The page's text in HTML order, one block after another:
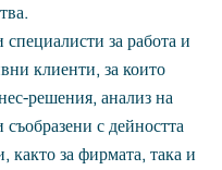
за работа и
клиенти, за които
решения, анализ на
с дейността
за фирмата, така и